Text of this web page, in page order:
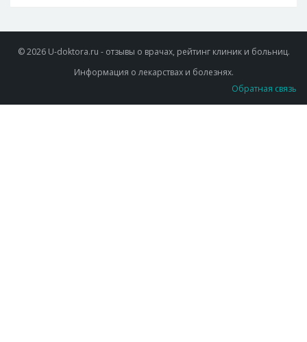
© 2026 U-doktora.ru - отзывы о врачах, рейтинг клиник и больниц.
Информация о лекарствах и болезнях.
Обратная связь